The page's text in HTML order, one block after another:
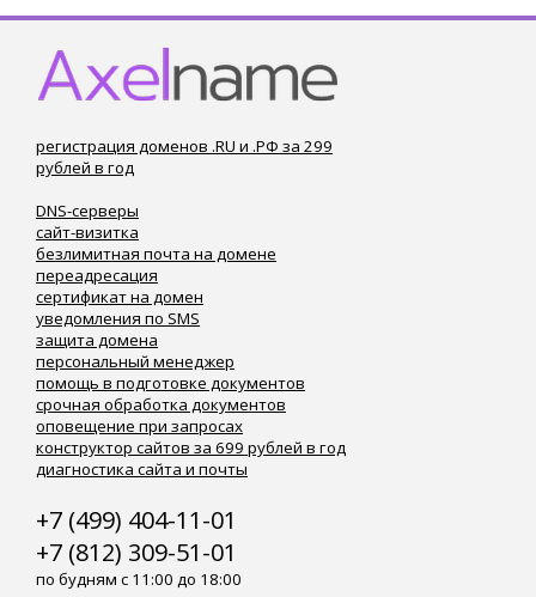
регистрация доменов .RU и .РФ за 299
рублей в год
DNS-серверы
сайт-визитка
безлимитная почта на домене
переадресация
сертификат на домен
уведомления по SMS
защита домена
персональный менеджер
помощь в подготовке документов
срочная обработка документов
оповещение при запросах
конструктор сайтов за 699 рублей в год
диагностика сайта и почты
+7 (499) 404-11-01
+7 (812) 309-51-01
по будням с 11:00 до 18:00